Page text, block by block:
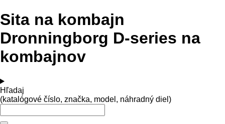
Sita na kombajn
Dronningborg D-series na
kombajnov
Hľadaj
(katalógové číslo, značka, model, náhradný diel)